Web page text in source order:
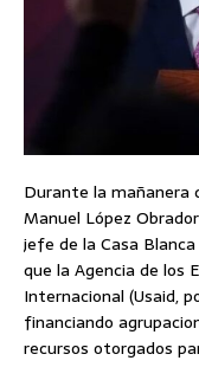
Durante la mañanera
Manuel López
jefe de la Casa
que la Agencia de los
Internacional (Usaid,
financiando
recursos otorgados